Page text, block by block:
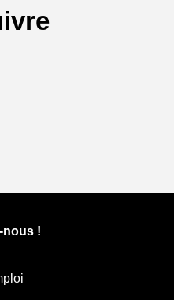
nous !